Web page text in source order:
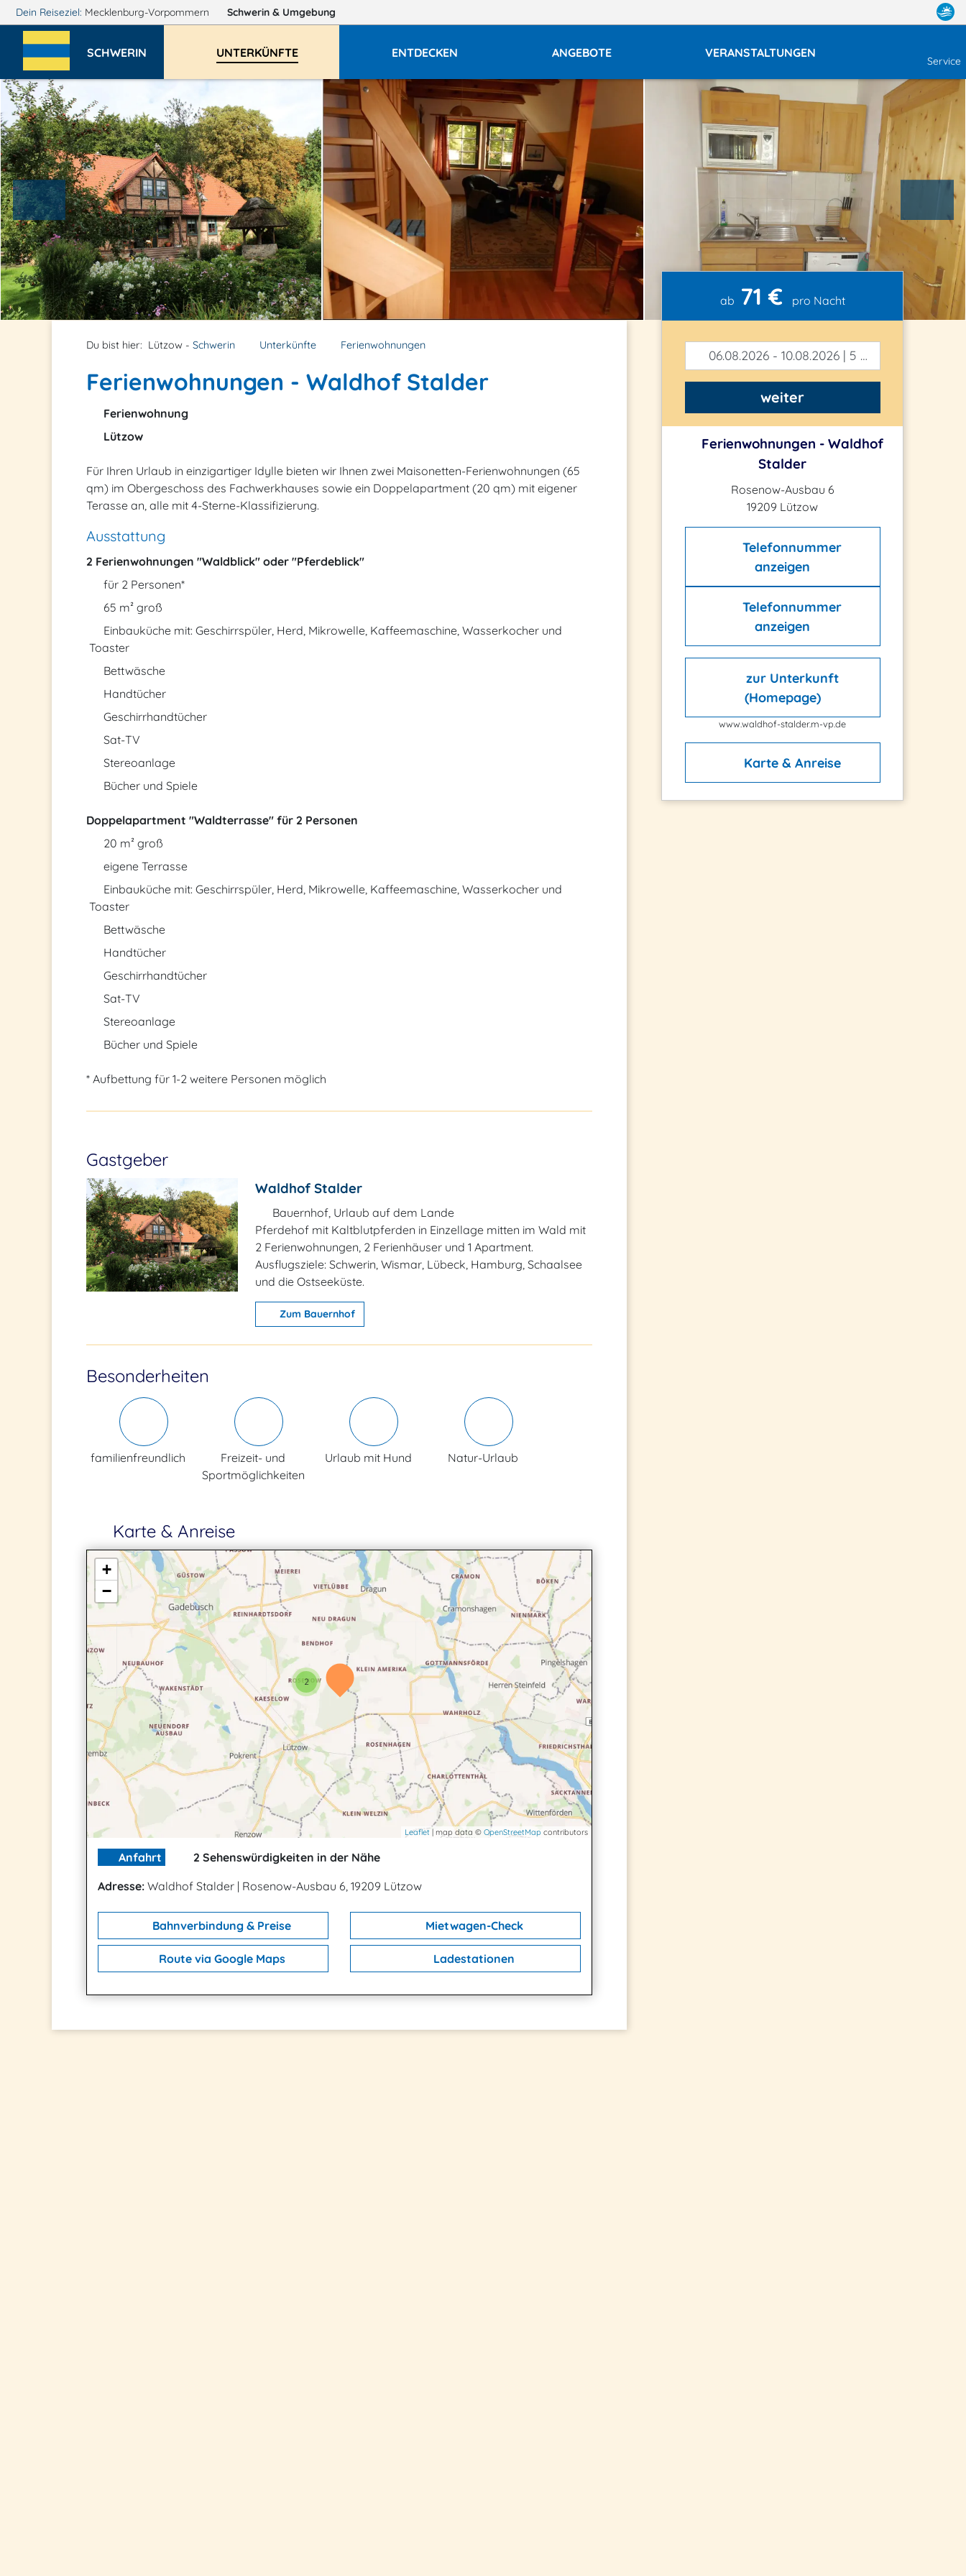
Dein Reiseziel: Mecklenburg-Vorpommern Schwerin & Umgebung
SCHWERIN UNTERKÜNFTE ENTDECKEN ANGEBOTE VERANSTALTUNGEN
Service
Du bist hier: Lützow - Schwerin Unterkünfte Ferienwohnungen
Ferienwohnungen - Waldhof Stalder
Ferienwohnung
Lützow
Für Ihren Urlaub in einzigartiger Idylle bieten wir Ihnen zwei Maisonetten-Ferienwohnungen (65
qm) im Obergeschoss des Fachwerkhauses sowie ein Doppelapartment (20 qm) mit eigener
Terasse an, alle mit 4-Sterne-Klassifizierung.
Ausstattung
2 Ferienwohnungen "Waldblick" oder "Pferdeblick"
für 2 Personen*
65 m² groß
Einbauküche mit: Geschirrspüler, Herd, Mikrowelle, Kaffeemaschine, Wasserkocher und
Toaster
Bettwäsche
Handtücher
Geschirrhandtücher
Sat-TV
Stereoanlage
Bücher und Spiele
Doppelapartment "Waldterrasse" für 2 Personen
20 m² groß
eigene Terrasse
Einbauküche mit: Geschirrspüler, Herd, Mikrowelle, Kaffeemaschine, Wasserkocher und
Toaster
Bettwäsche
Handtücher
Geschirrhandtücher
Sat-TV
Stereoanlage
Bücher und Spiele
* Aufbettung für 1-2 weitere Personen möglich
Gastgeber
Waldhof Stalder
Bauernhof, Urlaub auf dem Lande
Pferdehof mit Kaltblutpferden in Einzellage mitten im Wald mit
2 Ferienwohnungen, 2 Ferienhäuser und 1 Apartment.
Ausflugsziele: Schwerin, Wismar, Lübeck, Hamburg, Schaalsee
und die Ostseeküste.
Zum Bauernhof
Besonderheiten
familienfreundlich
Freizeit- und
Sportmöglichkeiten
Urlaub mit Hund Natur-Urlaub
Karte & Anreise
2
+
−
Leaflet | map data © OpenStreetMap contributors
Anfahrt
2 Sehenswürdigkeiten in der Nähe
Adresse: Waldhof Stalder | Rosenow-Ausbau 6, 19209 Lützow
Bahnverbindung & Preise Mietwagen-Check
Route via Google Maps Ladestationen
ab 71 € pro Nacht
06.08.2026 - 10.08.2026 | 5 Tage
weiter
Ferienwohnungen - Waldhof
Stalder
Rosenow-Ausbau 6
19209 Lützow
Telefonnummer
anzeigen
Telefonnummer
anzeigen
zur Unterkunft
(Homepage)
www.waldhof-stalder.m-vp.de
Karte & Anreise